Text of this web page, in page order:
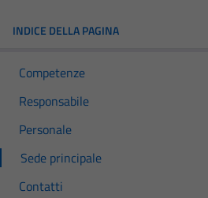
INDICE DELLA PAGINA
Competenze
Responsabile
Personale
Sede principale
Contatti